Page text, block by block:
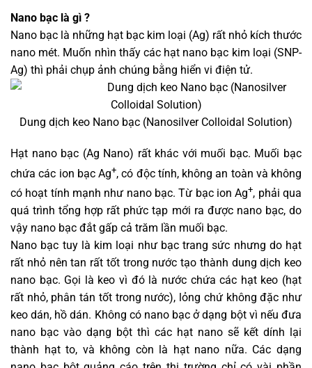
Nano bạc là gì ?
Nano bạc là những hạt bạc kim loại (Ag) rất nhỏ kích thước
nano mét. Muốn nhìn thấy các hạt nano bạc kim loại (SNP-
Ag) thì phải chụp ảnh chúng bằng hiển vi điện tử.
Dung dịch keo Nano bạc (Nanosilver Colloidal Solution)
Hạt nano bạc (Ag Nano) rất khác với muối bạc. Muối bạc
chứa các ion bạc Ag+, có độc tính, không an toàn và không
có hoạt tính mạnh như nano bạc. Từ bạc ion Ag+, phải qua
quá trình tổng hợp rất phức tạp mới ra được nano bạc, do
vậy nano bạc đắt gấp cả trăm lần muối bạc.
Nano bạc tuy là kim loại như bạc trang sức nhưng do hạt
rất nhỏ nên tan rất tốt trong nước tạo thành dung dịch keo
nano bạc. Gọi là keo vì đó là nước chứa các hạt keo (hạt
rất nhỏ, phân tán tốt trong nước), lỏng chứ không đặc như
keo dán, hồ dán. Không có nano bạc ở dạng bột vì nếu đưa
nano bạc vào dạng bột thì các hạt nano sẽ kết dính lại
thành hạt to, và không còn là hạt nano nữa. Các dạng